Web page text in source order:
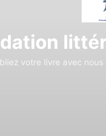
votre livre avec